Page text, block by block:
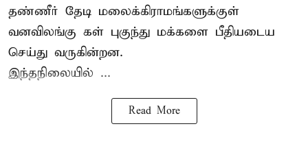
தண்ணீர் தேடி மலைக்கிராமங்களுக்குள்
வனவிலங்கு கள் புகுந்து மக்களை பீதியடைய
செய்து வருகின்றன.
இந்தநிலையில் ...
Read More